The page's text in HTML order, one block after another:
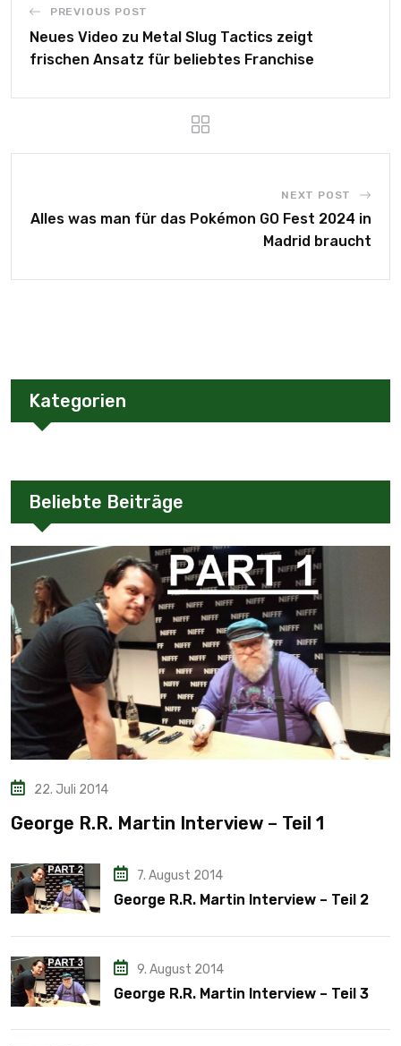
PREVIOUS POST
Neues Video zu Metal Slug Tactics zeigt
frischen Ansatz für beliebtes Franchise
NEXT POST
Alles was man für das Pokémon GO Fest 2024 in
Madrid braucht
Kategorien
Beliebte Beiträge
22. Juli 2014
George R.R. Martin Interview – Teil 1
7. August 2014
George R.R. Martin Interview – Teil 2
9. August 2014
George R.R. Martin Interview – Teil 3